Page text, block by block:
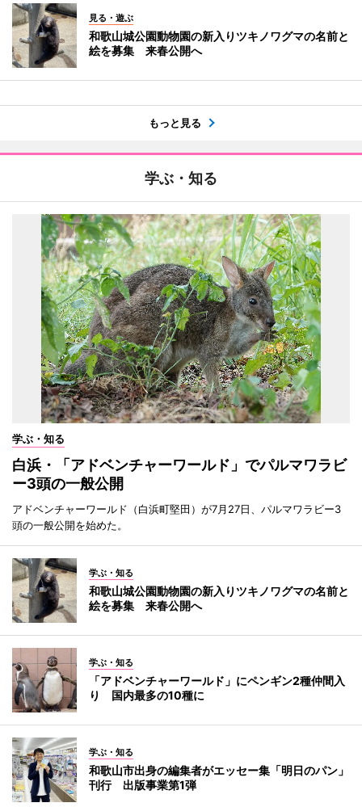
見る・遊ぶ
和歌山城公園動物園の新入りツキノワグマの名前と
絵を募集 来春公開へ
もっと見る
学ぶ・知る
学ぶ・知る
白浜・「アドベンチャーワールド」でパルマワラビ
ー3頭の一般公開
アドベンチャーワールド（白浜町堅田）が7月27日、パルマワラビー3
頭の一般公開を始めた。
学ぶ・知る
和歌山城公園動物園の新入りツキノワグマの名前と
絵を募集 来春公開へ
学ぶ・知る
「アドベンチャーワールド」にペンギン2種仲間入
り 国内最多の10種に
学ぶ・知る
和歌山市出身の編集者がエッセー集「明日のパン」
刊行 出版事業第1弾